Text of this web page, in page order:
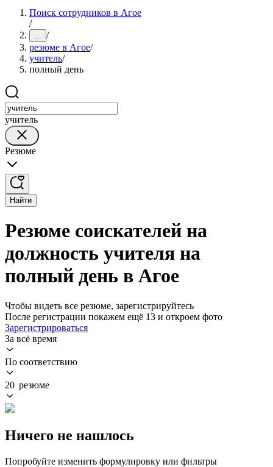
Поиск сотрудников в Агое
/
... /
резюме в Агое/
учитель/
полный день
учитель
Резюме
Найти
Резюме соискателей на
должность учителя на
полный день в Агое
Чтобы видеть все резюме, зарегистрируйтесь
После регистрации покажем ещё 13 и откроем фото
Зарегистрироваться
За всё время
По соответствию
20 резюме
Ничего не нашлось
Попробуйте изменить формулировку или фильтры